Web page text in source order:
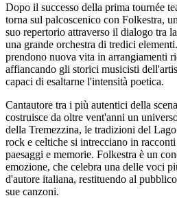
Dopo il successo della prima tournée
torna sul palcoscenico con Folkestra,
suo repertorio attraverso il dialogo tra
una grande orchestra di tredici
prendono nuova vita in arrangiamenti
affiancando gli storici musicisti
capaci di esaltarne l'intensità poetica.
Cantautore tra i più autentici della
costruisce da oltre vent'anni un
della Tremezzina, le tradizioni del
rock e celtiche si intrecciano in
paesaggi e memorie. Folkestra è un
emozione, che celebra una delle voci
d'autore italiana, restituendo al
sue canzoni.